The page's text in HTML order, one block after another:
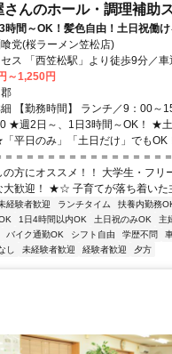
さんのホール・調理補助
時間～OK！髪色自由！土日祝働け
党(桜ラーメン笠松店)
ス 「西笠松駅」より徒歩9分／車
～1,250円
【勤務時間】 ランチ／9：00～
★週2日～、1日3時間～OK！ ★
平日のみ」「土日だけ」でもOK
＝＝＝＝＝＝＝＝＝＝＝＝＝＝＝
の方にオススメ！！ 大学生・フリ
歓迎！ ★☆ 子育てが落ち着いた
経験者歓迎 ランチタイム 扶養内勤務
1日4時間以内OK 土日祝のみOK
主
バイク通勤OK シフト自由 学歴不問
し 未経験者歓迎 経験者歓迎 夕方